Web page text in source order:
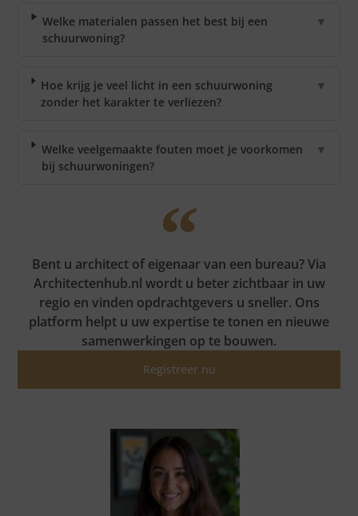
Welke materialen passen het best bij een
schuurwoning?
▼
Hoe krijg je veel licht in een schuurwoning
zonder het karakter te verliezen?
▼
Welke veelgemaakte fouten moet je voorkomen
bij schuurwoningen?
▼
Bent u architect of eigenaar van een bureau? Via
Architectenhub.nl wordt u beter zichtbaar in uw
regio en vinden opdrachtgevers u sneller. Ons
platform helpt u uw expertise te tonen en nieuwe
samenwerkingen op te bouwen.
Registreer nu